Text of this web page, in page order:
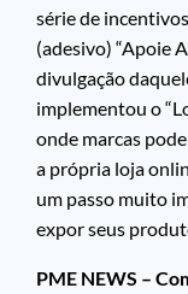
série de
(adesivo) “Apoie
divulgação
implementou o
onde marcas
a própria loja
um passo muito
expor seus
PME NEWS –